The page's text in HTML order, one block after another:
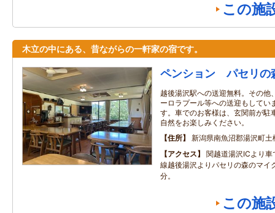
この施
木立の中にある、昔ながらの一軒家の宿です。
ペンション パセリの
越後湯沢駅への送迎無料。その他
ーロラプール等への送迎もしてい
す。車でのお客様は、玄関前が駐
自然をお楽しみください。
住所
新潟県南魚沼郡湯沢町
アクセス
関越道湯沢ICより
線越後湯沢よりパセリの森のマイ
分。
この施